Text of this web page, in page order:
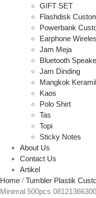
GIFT SET
Flashdisk
Powerbank
Earphone
Jam Meja
Bluetooth
Jam Dinding
Mangkok
Kaos
Polo Shirt
Tas
Topi
Sticky Notes
About Us
Contact Us
Artikel
Home / Tumbler Plastik
Minimal 500pcs